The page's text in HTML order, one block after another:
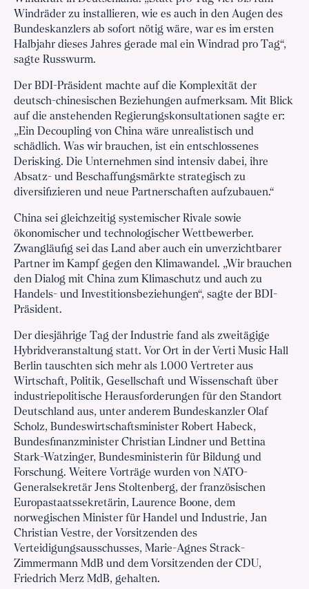
Windräder zu installieren, wie es auch in den Augen des
Bundeskanzlers ab sofort nötig wäre, war es im ersten
Halbjahr dieses Jahres gerade mal ein Windrad pro Tag“,
sagte Russwurm.
Der BDI-Präsident machte auf die Komplexität der
deutsch-chinesischen Beziehungen aufmerksam. Mit Blick
auf die anstehenden Regierungskonsultationen sagte er:
„Ein Decoupling von China wäre unrealistisch und
schädlich. Was wir brauchen, ist ein entschlossenes
Derisking. Die Unternehmen sind intensiv dabei, ihre
Absatz- und Beschaffungsmärkte strategisch zu
diversifizieren und neue Partnerschaften aufzubauen.“
China sei gleichzeitig systemischer Rivale sowie
ökonomischer und technologischer Wettbewerber.
Zwangläufig sei das Land aber auch ein unverzichtbarer
Partner im Kampf gegen den Klimawandel. „Wir brauchen
den Dialog mit China zum Klimaschutz und auch zu
Handels- und Investitionsbeziehungen“, sagte der BDI-
Präsident.
Der diesjährige Tag der Industrie fand als zweitägige
Hybridveranstaltung statt. Vor Ort in der Verti Music Hall
Berlin tauschten sich mehr als 1.000 Vertreter aus
Wirtschaft, Politik, Gesellschaft und Wissenschaft über
industriepolitische Herausforderungen für den Standort
Deutschland aus, unter anderem Bundeskanzler Olaf
Scholz, Bundeswirtschaftsminister Robert Habeck,
Bundesfinanzminister Christian Lindner und Bettina
Stark-Watzinger, Bundesministerin für Bildung und
Forschung. Weitere Vorträge wurden von NATO-
Generalsekretär Jens Stoltenberg, der französischen
Europastaatssekretärin, Laurence Boone, dem
norwegischen Minister für Handel und Industrie, Jan
Christian Vestre, der Vorsitzenden des
Verteidigungsausschusses, Marie-Agnes Strack-
Zimmermann MdB und dem Vorsitzenden der CDU,
Friedrich Merz MdB, gehalten.